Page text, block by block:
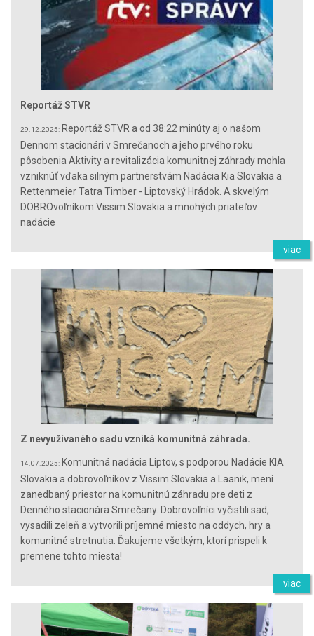
Reportáž STVR
29.12.2025: Reportáž STVR a od 38:22 minúty aj o našom
Dennom stacionári v Smrečanoch a jeho prvého roku
pôsobenia Aktivity a revitalizácia komunitnej záhrady mohla
vzniknúť vďaka silným partnerstvám Nadácia Kia Slovakia a
Rettenmeier Tatra Timber - Liptovský Hrádok. A skvelým
DOBROvoľníkom Vissim Slovakia a mnohých priateľov
nadácie
viac
Z nevyužívaného sadu vzniká komunitná záhrada.
14.07.2025: Komunitná nadácia Liptov, s podporou Nadácie KIA
Slovakia a dobrovoľníkov z Vissim Slovakia a Laanik, mení
zanedbaný priestor na komunitnú záhradu pre deti z
Denného stacionára Smrečany. Dobrovoľníci vyčistili sad,
vysadili zeleň a vytvorili príjemné miesto na oddych, hry a
komunitné stretnutia. Ďakujeme všetkým, ktorí prispeli k
premene tohto miesta!
viac